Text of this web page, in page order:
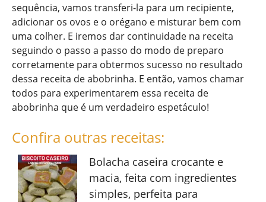
sequência, vamos transferi-la para um recipiente,
adicionar os ovos e o orégano e misturar bem com
uma colher. E iremos dar continuidade na receita
seguindo o passo a passo do modo de preparo
corretamente para obtermos sucesso no resultado
dessa receita de abobrinha. E então, vamos chamar
todos para experimentarem essa receita de
abobrinha que é um verdadeiro espetáculo!
Confira outras receitas:
Bolacha caseira crocante e
macia, feita com ingredientes
simples, perfeita para